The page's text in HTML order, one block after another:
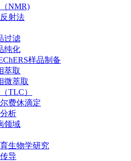
NMR)
射法
过滤
纯化
样品制备
萃取
微萃取
TLC）
费休滴定
析
领域
生物学研究
导